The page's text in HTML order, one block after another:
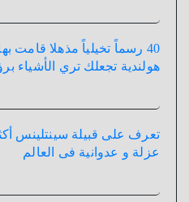
40 رسماً تخيلياً مذهلا قامت
هولندية تجعلك تري الأشياء
تعرف على قبيلة سينتلينس
عزلة و عدوانية فى العالم